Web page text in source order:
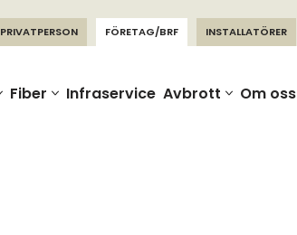
PRIVATPERSON FÖRETAG/BRF INSTALLATÖRER
Fiber Infraservice Avbrott Om oss